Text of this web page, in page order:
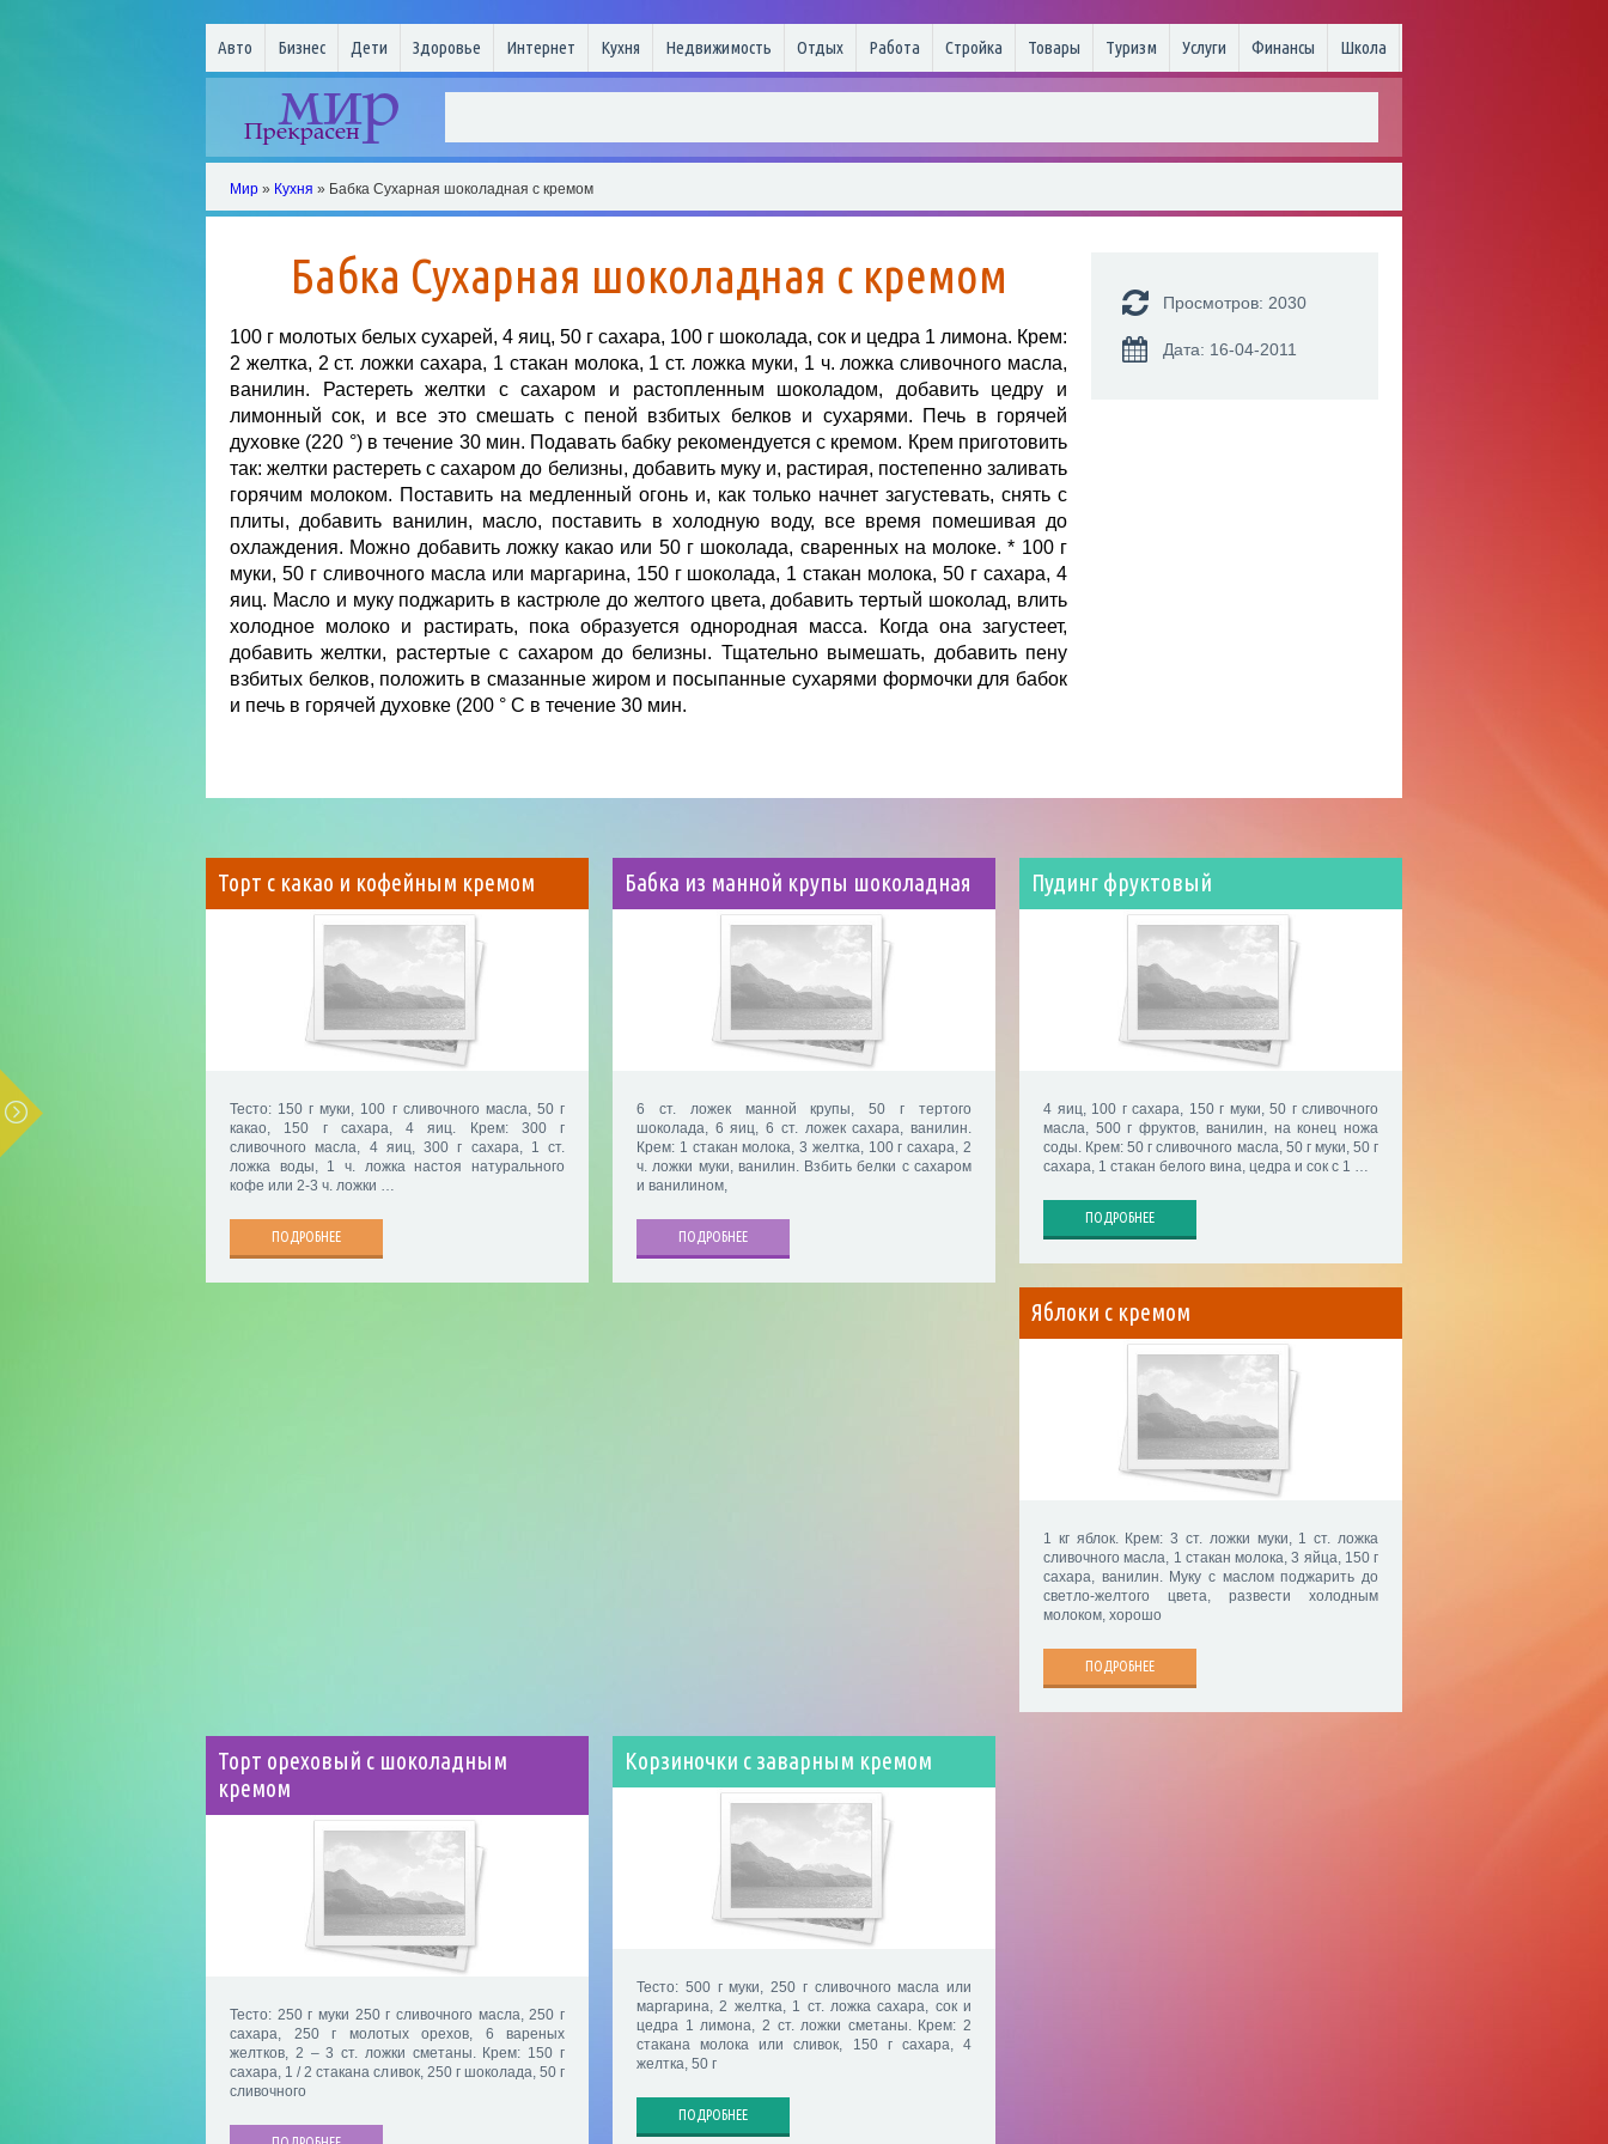
Авто Бизнес Дети Здоровье Интернет Кухня Недвижимость Отдых Работа Стройка Товары Туризм Услуги Финансы Школа
Мир » Кухня » Бабка Сухарная шоколадная с кремом
Бабка Сухарная шоколадная с кремом
100 г молотых белых сухарей, 4 яиц, 50 г сахара, 100 г шоколада, сок и цедра 1 лимона. Крем:
2 желтка, 2 ст. ложки сахара, 1 стакан молока, 1 ст. ложка муки, 1 ч. ложка сливочного масла,
ванилин. Растереть желтки с сахаром и растопленным шоколадом, добавить цедру и
лимонный сок, и все это смешать с пеной взбитых белков и сухарями. Печь в горячей
духовке (220 °) в течение 30 мин. Подавать бабку рекомендуется с кремом. Крем приготовить
так: желтки растереть с сахаром до белизны, добавить муку и, растирая, постепенно заливать
горячим молоком. Поставить на медленный огонь и, как только начнет загустевать, снять с
плиты, добавить ванилин, масло, поставить в холодную воду, все время помешивая до
охлаждения. Можно добавить ложку какао или 50 г шоколада, сваренных на молоке. * 100 г
муки, 50 г сливочного масла или маргарина, 150 г шоколада, 1 стакан молока, 50 г сахара, 4
яиц. Масло и муку поджарить в кастрюле до желтого цвета, добавить тертый шоколад, влить
холодное молоко и растирать, пока образуется однородная масса. Когда она загустеет,
добавить желтки, растертые с сахаром до белизны. Тщательно вымешать, добавить пену
взбитых белков, положить в смазанные жиром и посыпанные сухарями формочки для бабок
и печь в горячей духовке (200 ° С в течение 30 мин.
Просмотров: 2030
Дата: 16-04-2011
Торт с какао и кофейным кремом
Тесто: 150 г муки, 100 г сливочного масла, 50 г
какао, 150 г сахара, 4 яиц. Крем: 300 г
сливочного масла, 4 яиц, 300 г сахара, 1 ст.
ложка воды, 1 ч. ложка настоя натурального
кофе или 2-3 ч. ложки …
ПОДРОБНЕЕ
Бабка из манной крупы шоколадная
6 ст. ложек манной крупы, 50 г тертого
шоколада, 6 яиц, 6 ст. ложек сахара, ванилин.
Крем: 1 стакан молока, 3 желтка, 100 г сахара, 2
ч. ложки муки, ванилин. Взбить белки с сахаром
и ванилином,
ПОДРОБНЕЕ
Пудинг фруктовый
4 яиц, 100 г сахара, 150 г муки, 50 г сливочного
масла, 500 г фруктов, ванилин, на конец ножа
соды. Крем: 50 г сливочного масла, 50 г муки, 50 г
сахара, 1 стакан белого вина, цедра и сок с 1 …
ПОДРОБНЕЕ
Яблоки с кремом
1 кг яблок. Крем: 3 ст. ложки муки, 1 ст. ложка
сливочного масла, 1 стакан молока, 3 яйца, 150 г
сахара, ванилин. Муку с маслом поджарить до
светло-желтого цвета, развести холодным
молоком, хорошо
ПОДРОБНЕЕ
Торт ореховый с шоколадным
кремом
Тесто: 250 г муки 250 г сливочного масла, 250 г
сахара, 250 г молотых орехов, 6 вареных
желтков, 2 – 3 ст. ложки сметаны. Крем: 150 г
сахара, 1 / 2 стакана сливок, 250 г шоколада, 50 г
сливочного
Корзиночки с заварным кремом
Тесто: 500 г муки, 250 г сливочного масла или
маргарина, 2 желтка, 1 ст. ложка сахара, сок и
цедра 1 лимона, 2 ст. ложки сметаны. Крем: 2
стакана молока или сливок, 150 г сахара, 4
желтка, 50 г
ПОДРОБНЕЕ